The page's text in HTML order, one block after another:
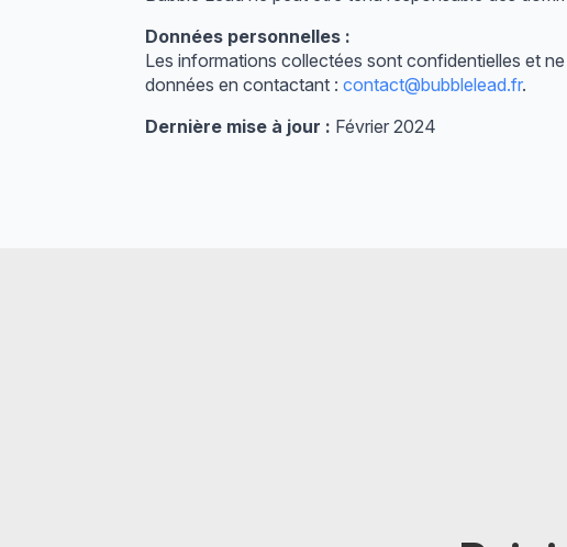
Données personnelles :
Les informations collectées sont confidentielles et
données en contactant : contact@bubblelead.fr.
Dernière mise à jour : Février 2024